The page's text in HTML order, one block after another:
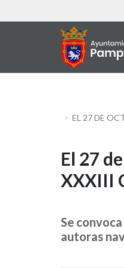
au
EL 27 DE
El
27
de
El 27
XXXIII
Se
autoras